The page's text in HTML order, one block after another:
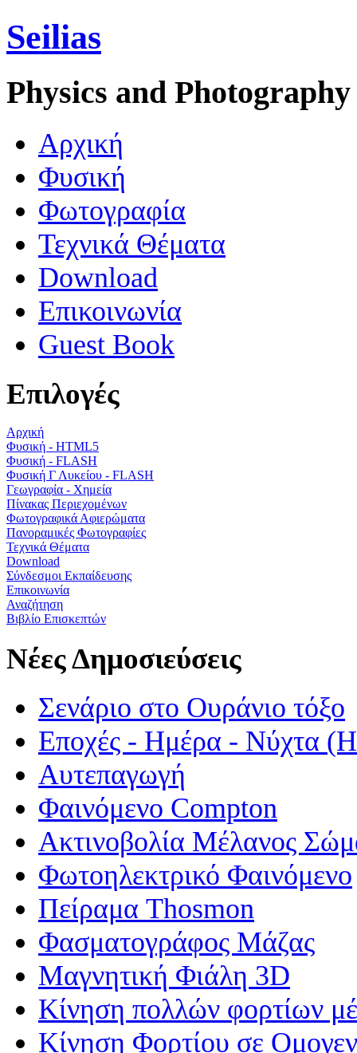
Seilias
Physics and Photography
Aρχική
Φυσική
Φωτογραφία
Τεχνικά Θέματα
Download
Επικοινωνία
Guest Book
Επιλογές
Αρχική
Φυσική - HTML5
Φυσική - FLASH
Φυσική Γ Λυκείου - FLASH
Γεωγραφία - Χημεία
Πίνακας Περιεχομένων
Φωτογραφικά Αφιερώματα
Πανοραμικές Φωτογραφίες
Τεχνικά Θέματα
Download
Σύνδεσμοι Εκπαίδευσης
Επικοινωνία
Αναζήτηση
Βιβλίο Επισκεπτών
Νέες Δημοσιεύσεις
Σενάριο στο Ουράνιο τόξο
Εποχές - Ημέρα - Νύχτα
Αυτεπαγωγή
Φαινόμενο Compton
Ακτινοβολία Μέλανος
Φωτοηλεκτρικό Φαινόμενο
Πείραμα Thosmon
Φασματογράφος Μάζας
Μαγνητική Φιάλη 3D
Κίνηση πολλών φορτίων
Κίνηση Φορτίου σε